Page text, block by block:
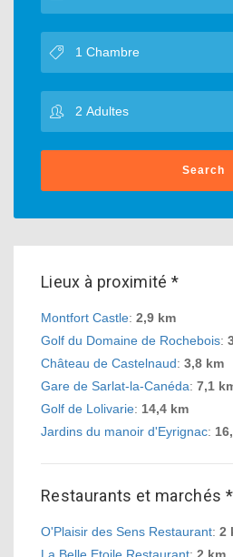
Search
Lieux à proximité *
Montfort Castle: 2,9 km
Golf du Domaine de Rochebois:
Château de Castelnaud: 3,8 km
Gare de Sarlat-la-Canéda: 7,1
Golf de Lolivarie: 14,4 km
Jardins du manoir d'Eyrignac:
Restaurants et marchés *
O'Plaisir des Sens Restaurant: 2